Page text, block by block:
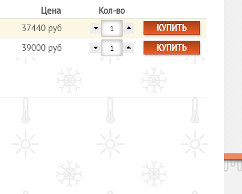
Цена
Кол-во
37440 руб КУПИТЬ
39000 руб КУПИТЬ